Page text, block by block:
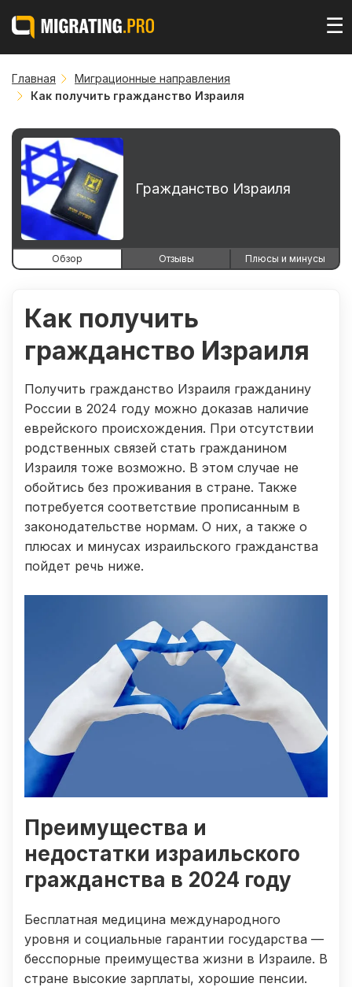
☰
Главная
Миграционные направления
Как получить гражданство Израиля
Гражданство Израиля
Обзор Отзывы Плюсы и минусы
Как получить
гражданство Израиля
Получить гражданство Израиля гражданину
России в 2024 году можно доказав наличие
еврейского происхождения. При отсутствии
родственных связей стать гражданином
Израиля тоже возможно. В этом случае не
обойтись без проживания в стране. Также
потребуется соответствие прописанным в
законодательстве нормам. О них, а также о
плюсах и минусах израильского гражданства
пойдет речь ниже.
Преимущества и
недостатки израильского
гражданства в 2024 году
Бесплатная медицина международного
уровня и социальные гарантии государства —
бесспорные преимущества жизни в Израиле. В
стране высокие зарплаты, хорошие пенсии.